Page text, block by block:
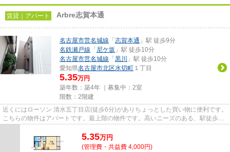
賃貸｜アパート Arbre志賀本通
名古屋市営名城線 「 志賀本通 」駅 徒歩9分
名鉄瀬戸線 「 尼ケ坂 」駅 徒歩10分
名古屋市営名城線 「 黒川
」駅 徒歩10分
愛知県名古屋市北区水切町 １丁目
5.35万円
築年数：築4年 ｜募集中： 2室
階数：2階建
近くにはローソン 清水五丁目店(徒歩6分)がありちょっとした買い物に便利です。
こちらの物件はアパートです。最上階の物件です。高いニーズのある、駅徒歩9
5.35万円
(管理費・共益費 4,000円)